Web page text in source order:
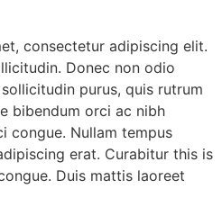
consectetur adipiscing elit.
Donec non odio
purus, quis rutrum
bibendum orci ac nibh
congue. Nullam tempus
erat. Curabitur this is
Duis mattis laoreet